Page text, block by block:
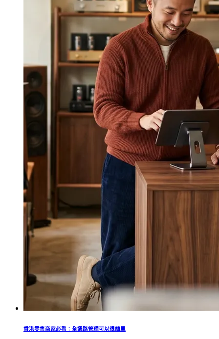
香港零售商家必看：全通路管理可以很簡單